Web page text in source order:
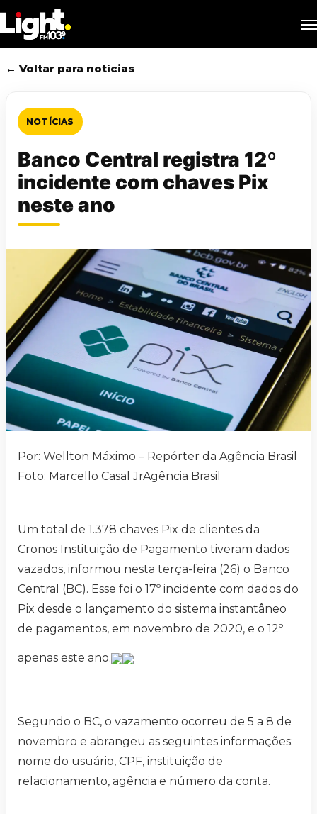
to
main
content
← Voltar para notícias
NOTÍCIAS
Banco Central registra 12º
incidente com chaves Pix
neste ano
Por: Wellton Máximo – Repórter da Agência Brasil
Foto: Marcello Casal JrAgência Brasil
Um total de 1.378 chaves Pix de clientes da
Cronos Instituição de Pagamento tiveram dados
vazados, informou nesta terça-feira (26) o Banco
Central (BC). Esse foi o 17º incidente com dados do
Pix desde o lançamento do sistema instantâneo
de pagamentos, em novembro de 2020, e o 12º
apenas este ano.
Segundo o BC, o vazamento ocorreu de 5 a 8 de
novembro e abrangeu as seguintes informações:
nome do usuário, CPF, instituição de
relacionamento, agência e número da conta.